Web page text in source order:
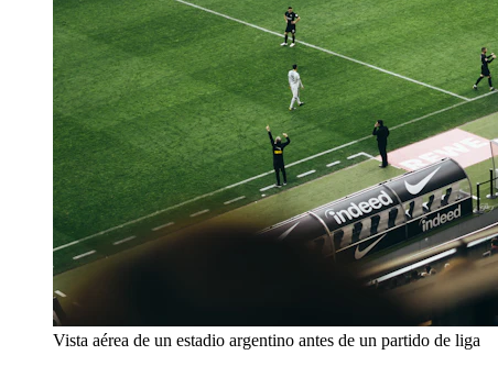
Vista aérea de un estadio argentino antes de un partido de liga